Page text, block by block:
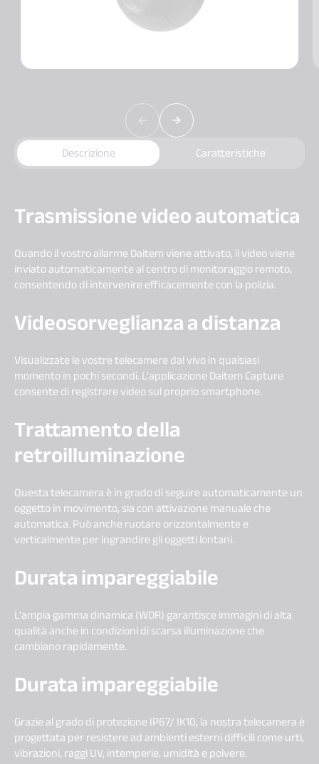
Descrizione Caratteristiche
Trasmissione video automatica
Quando il vostro allarme Daitem viene attivato, il video viene
inviato automaticamente al centro di monitoraggio remoto,
consentendo di intervenire efficacemente con la polizia.
Videosorveglianza a distanza
Visualizzate le vostre telecamere dal vivo in qualsiasi
momento in pochi secondi. L'applicazione Daitem Capture
consente di registrare video sul proprio smartphone.
Trattamento della
retroilluminazione
Questa telecamera è in grado di seguire automaticamente un
oggetto in movimento, sia con attivazione manuale che
automatica. Può anche ruotare orizzontalmente e
verticalmente per ingrandire gli oggetti lontani.
Durata impareggiabile
L'ampia gamma dinamica (WDR) garantisce immagini di alta
qualità anche in condizioni di scarsa illuminazione che
cambiano rapidamente.
Durata impareggiabile
Grazie al grado di protezione IP67/ IK10, la nostra telecamera è
progettata per resistere ad ambienti esterni difficili come urti,
vibrazioni, raggi UV, intemperie, umidità e polvere.